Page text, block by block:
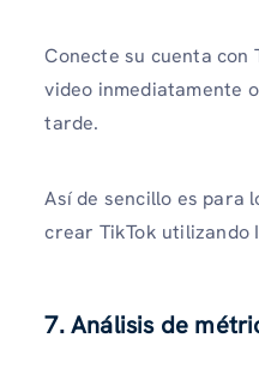
Conecte su cuenta
video inmediatamente
tarde.
Así de sencillo es para
crear TikTok utilizando
7. Análisis de